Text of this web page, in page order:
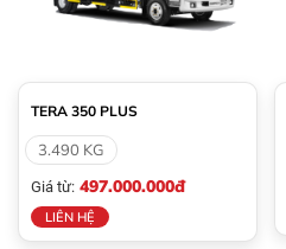
TERA 350 PLUS
3.490 KG
Giá từ: 497.000.000đ
LIÊN HỆ